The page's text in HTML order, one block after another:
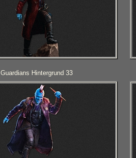
Guardians Hintergrund 33